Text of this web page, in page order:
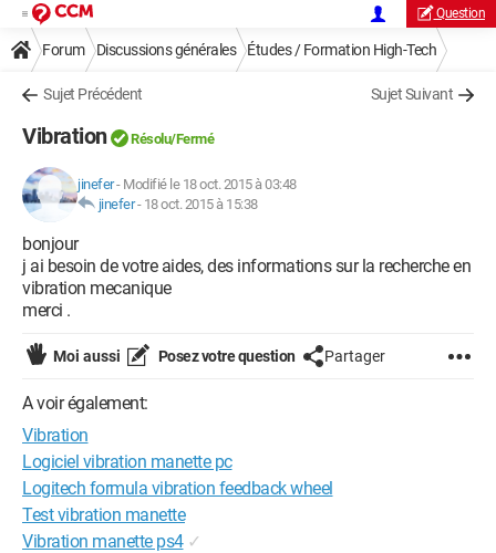
Question
Forum Discussions générales Études / Formation High-Tech
Sujet Précédent Sujet Suivant
Vibration Résolu/Fermé
jinefer- Modifié le 18 oct. 2015 à 03:48
jinefer- 18 oct. 2015 à 15:38
bonjour
j ai besoin de votre aides, des informations sur la recherche en
vibration mecanique
merci .
Moi aussi Posez votre question Partager
A voir également:
Vibration
Logiciel vibration manette pc
Logitech formula vibration feedback wheel
Test vibration manette
Vibration manette ps4 ✓